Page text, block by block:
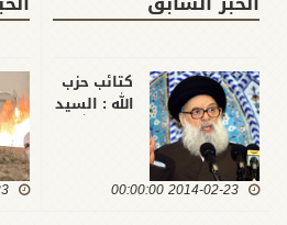
كتائب حزب
الله : السيد
المقاومة
2014-02-23 00:00:00